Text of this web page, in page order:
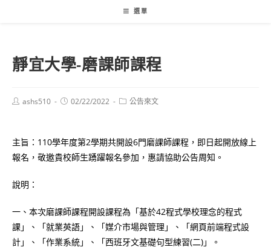
選單
靜宜大學-磨課師課程
Postashs510
Post02/22/2022
Post公告來文
主旨：110學年度第2學期共開設6門磨課師課程，即日起開放線上
報名，敬邀貴校師生踴躍報名參加，惠請協助公告周知。
說明：
一、本次磨課師課程開設課程為「基於42程式學校理念的程式
課」、「就業英語」、「媒介市場與管理」、「網頁前端程式設
計」、「作業系統」、「西班牙文基礎句型練習(二)」。